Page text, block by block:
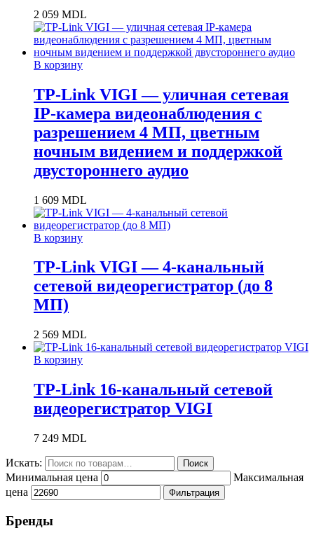
2 059 MDL
В корзину
TP-Link VIGI — уличная сетевая
IP-камера видеонаблюдения с
разрешением 4 МП, цветным
ночным видением и поддержкой
двустороннего аудио
1 609 MDL
В корзину
TP-Link VIGI — 4-канальный
сетевой видеорегистратор (до 8
МП)
2 569 MDL
В корзину
TP-Link 16-канальный сетевой
видеорегистратор VIGI
7 249 MDL
Искать: Поиск
Минимальная цена
Максимальная
цена
Фильтрация
Бренды